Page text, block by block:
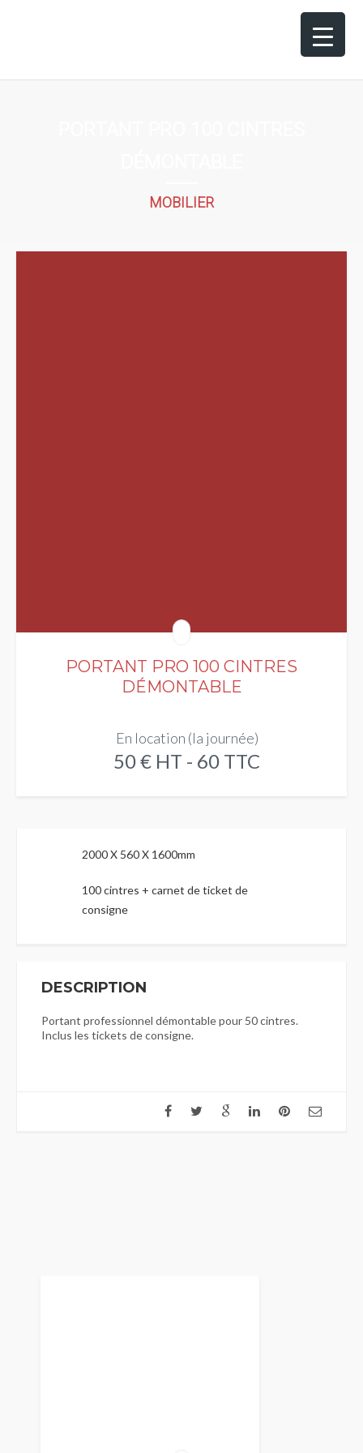
MOBILIER
PORTANT PRO 100 CINTRES
DÉMONTABLE
En location (la journée)
50 € HT - 60 TTC
2000 X 560 X 1600mm
100 cintres + carnet de ticket de
consigne
DESCRIPTION
Portant professionnel démontable pour 50 cintres.
Inclus les tickets de consigne.